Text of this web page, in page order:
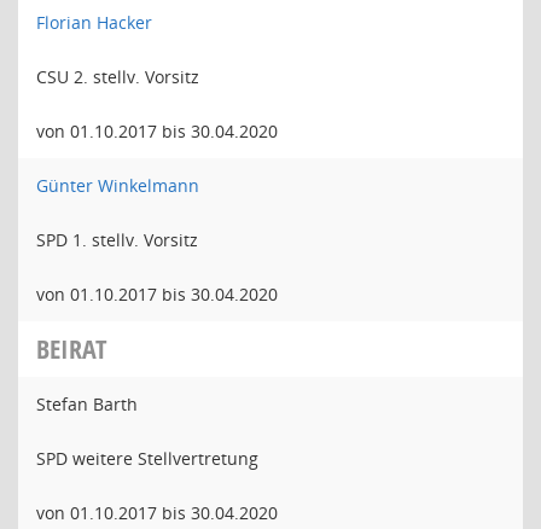
Florian Hacker
CSU 2. stellv. Vorsitz
von 01.10.2017 bis 30.04.2020
Günter Winkelmann
SPD 1. stellv. Vorsitz
von 01.10.2017 bis 30.04.2020
BEIRAT
Stefan Barth
SPD weitere Stellvertretung
von 01.10.2017 bis 30.04.2020